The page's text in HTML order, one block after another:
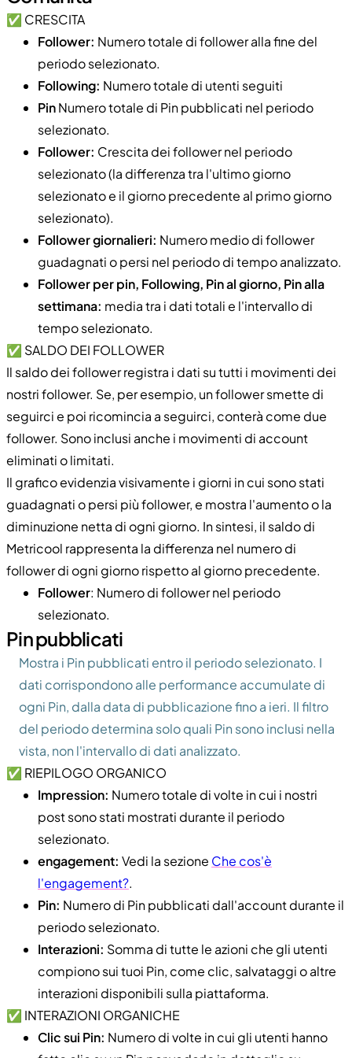
✅ CRESCITA
Follower: Numero totale di follower alla fine del
periodo selezionato.
Following: Numero totale di utenti seguiti
PinNumero totale di Pin pubblicati nel periodo
selezionato.
Follower: Crescita dei follower nel periodo
selezionato (la differenza tra l'ultimo giorno
selezionato e il giorno precedente al primo giorno
selezionato).
Follower giornalieri: Numero medio di follower
guadagnati o persi nel periodo di tempo analizzato.
Follower per pin, Following, Pin al giorno, Pin alla
settimana: media tra i dati totali e l'intervallo di
tempo selezionato.
✅ SALDO DEI FOLLOWER
Il saldo dei follower registra i dati su tutti i movimenti dei
nostri follower. Se, per esempio, un follower smette di
seguirci e poi ricomincia a seguirci, conterà come due
follower. Sono inclusi anche i movimenti di account
eliminati o limitati.
Il grafico evidenzia visivamente i giorni in cui sono stati
guadagnati o persi più follower, e mostra l'aumento o la
diminuzione netta di ogni giorno. In sintesi, il saldo di
Metricool rappresenta la differenza nel numero di
follower di ogni giorno rispetto al giorno precedente.
Follower: Numero di follower nel periodo
selezionato.
Pin pubblicati
Mostra i Pin pubblicati entro il periodo selezionato. I
dati corrispondono alle performance accumulate di
ogni Pin, dalla data di pubblicazione fino a ieri. Il filtro
del periodo determina solo quali Pin sono inclusi nella
vista, non l'intervallo di dati analizzato.
✅ RIEPILOGO ORGANICO
Impression: Numero totale di volte in cui i nostri
post sono stati mostrati durante il periodo
selezionato.
engagement: Vedi la sezione Che cos'è
l'engagement?.
Pin: Numero di Pin pubblicati dall'account durante il
periodo selezionato.
Interazioni: Somma di tutte le azioni che gli utenti
compiono sui tuoi Pin, come clic, salvataggi o altre
interazioni disponibili sulla piattaforma.
✅ INTERAZIONI ORGANICHE
Clic sui Pin: Numero di volte in cui gli utenti hanno